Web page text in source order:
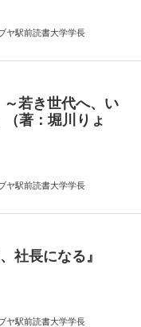
ヤ駅前読書大学学長
若き世代へ、い
著：堀川りょ
ヤ駅前読書大学学長
社長になる』
ヤ駅前読書大学学長